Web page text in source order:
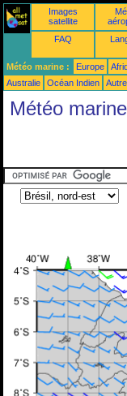
Images
satellite
FAQ
Météo marine : Europe
Australie
Océan Indien
Météo